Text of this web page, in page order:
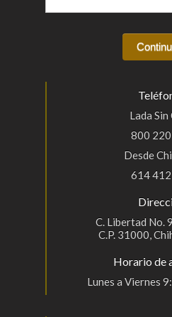
Lada
800
Desde
614
C. Libertad No.
C.P. 31000,
Horario de
Lunes a Viernes